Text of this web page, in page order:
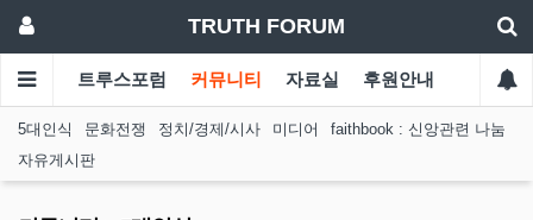
TRUTH FORUM
트루스포럼 커뮤니티 자료실 후원안내
5대인식 문화전쟁 정치/경제/시사 미디어
faithbook : 신앙관련 나눔
자유게시판